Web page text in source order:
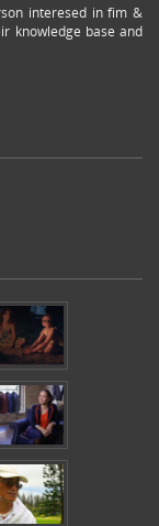
interesed in fim &
knowledge base and